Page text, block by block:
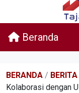
Beranda
BERANDA / BERITA
Kolaborasi dengan